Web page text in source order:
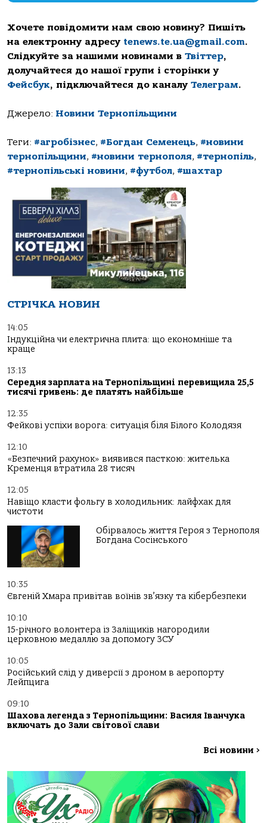
Хочете повідомити нам свою новину? Пишіть
на електронну адресу tenews.te.ua@gmail.com.
Слідкуйте за нашими новинами в Твіттер,
долучайтеся до нашої групи і сторінки у
Фейсбук, підключайтеся до каналу Телеграм.
Джерело: Новини Тернопільщини
Теги: #агробізнес, #Богдан Семенець, #новини
тернопільщини, #новини тернополя, #тернопіль,
#тернопільські новини, #футбол, #шахтар
СТРІЧКА НОВИН
14:05
Індукційна чи електрична плита: що економніше та
краще
13:13
Середня зарплата на Тернопільщині перевищила 25,5
тисячі гривень: де платять найбільше
12:35
Фейкові успіхи ворога: ситуація біля Білого Колодязя
12:10
«Безпечний рахунок» виявився пасткою: жителька
Кременця втратила 28 тисяч
12:05
Навіщо класти фольгу в холодильник: лайфхак для
чистоти
Обірвалось життя Героя з Тернополя
Богдана Сосінського
10:35
Євгеній Хмара привітав воїнів зв’язку та кібербезпеки
10:10
15-річного волонтера із Заліщиків нагородили
церковною медаллю за допомогу ЗСУ
10:05
Російський слід у диверсії з дроном в аеропорту
Лейпцига
09:10
Шахова легенда з Тернопільщини: Василя Іванчука
включать до Зали світової слави
Всі новини >